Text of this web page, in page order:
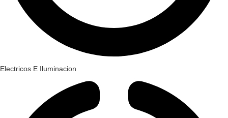
Electricos E Iluminacion